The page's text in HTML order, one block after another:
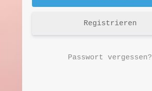
Registrieren
Passwort vergessen?